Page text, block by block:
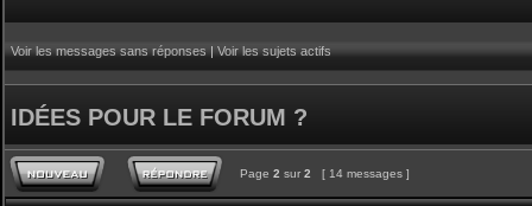
Voir les messages sans réponses|Voir les sujets actifs
IDÉES POUR LE FORUM ?
Page 2 sur 2 [ 14 messages ]